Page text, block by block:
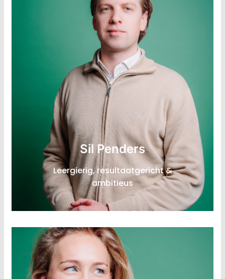
Sil Penders
Leergierig, resultaatgericht &
ambitieus
Junior Consultant Circulaire
Volwassenheids-meting
Expertise: Duurzaamheidsbeleid,
strategische communicatie
LinkedIn